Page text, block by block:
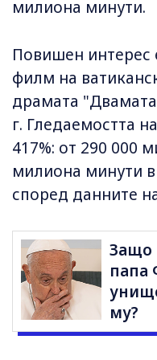
милиона минути.
Повишен интерес
филм на
драмата
г. Гледаемостта
417%: от 290 000
милиона минути
според данните
Защо
папа
му?